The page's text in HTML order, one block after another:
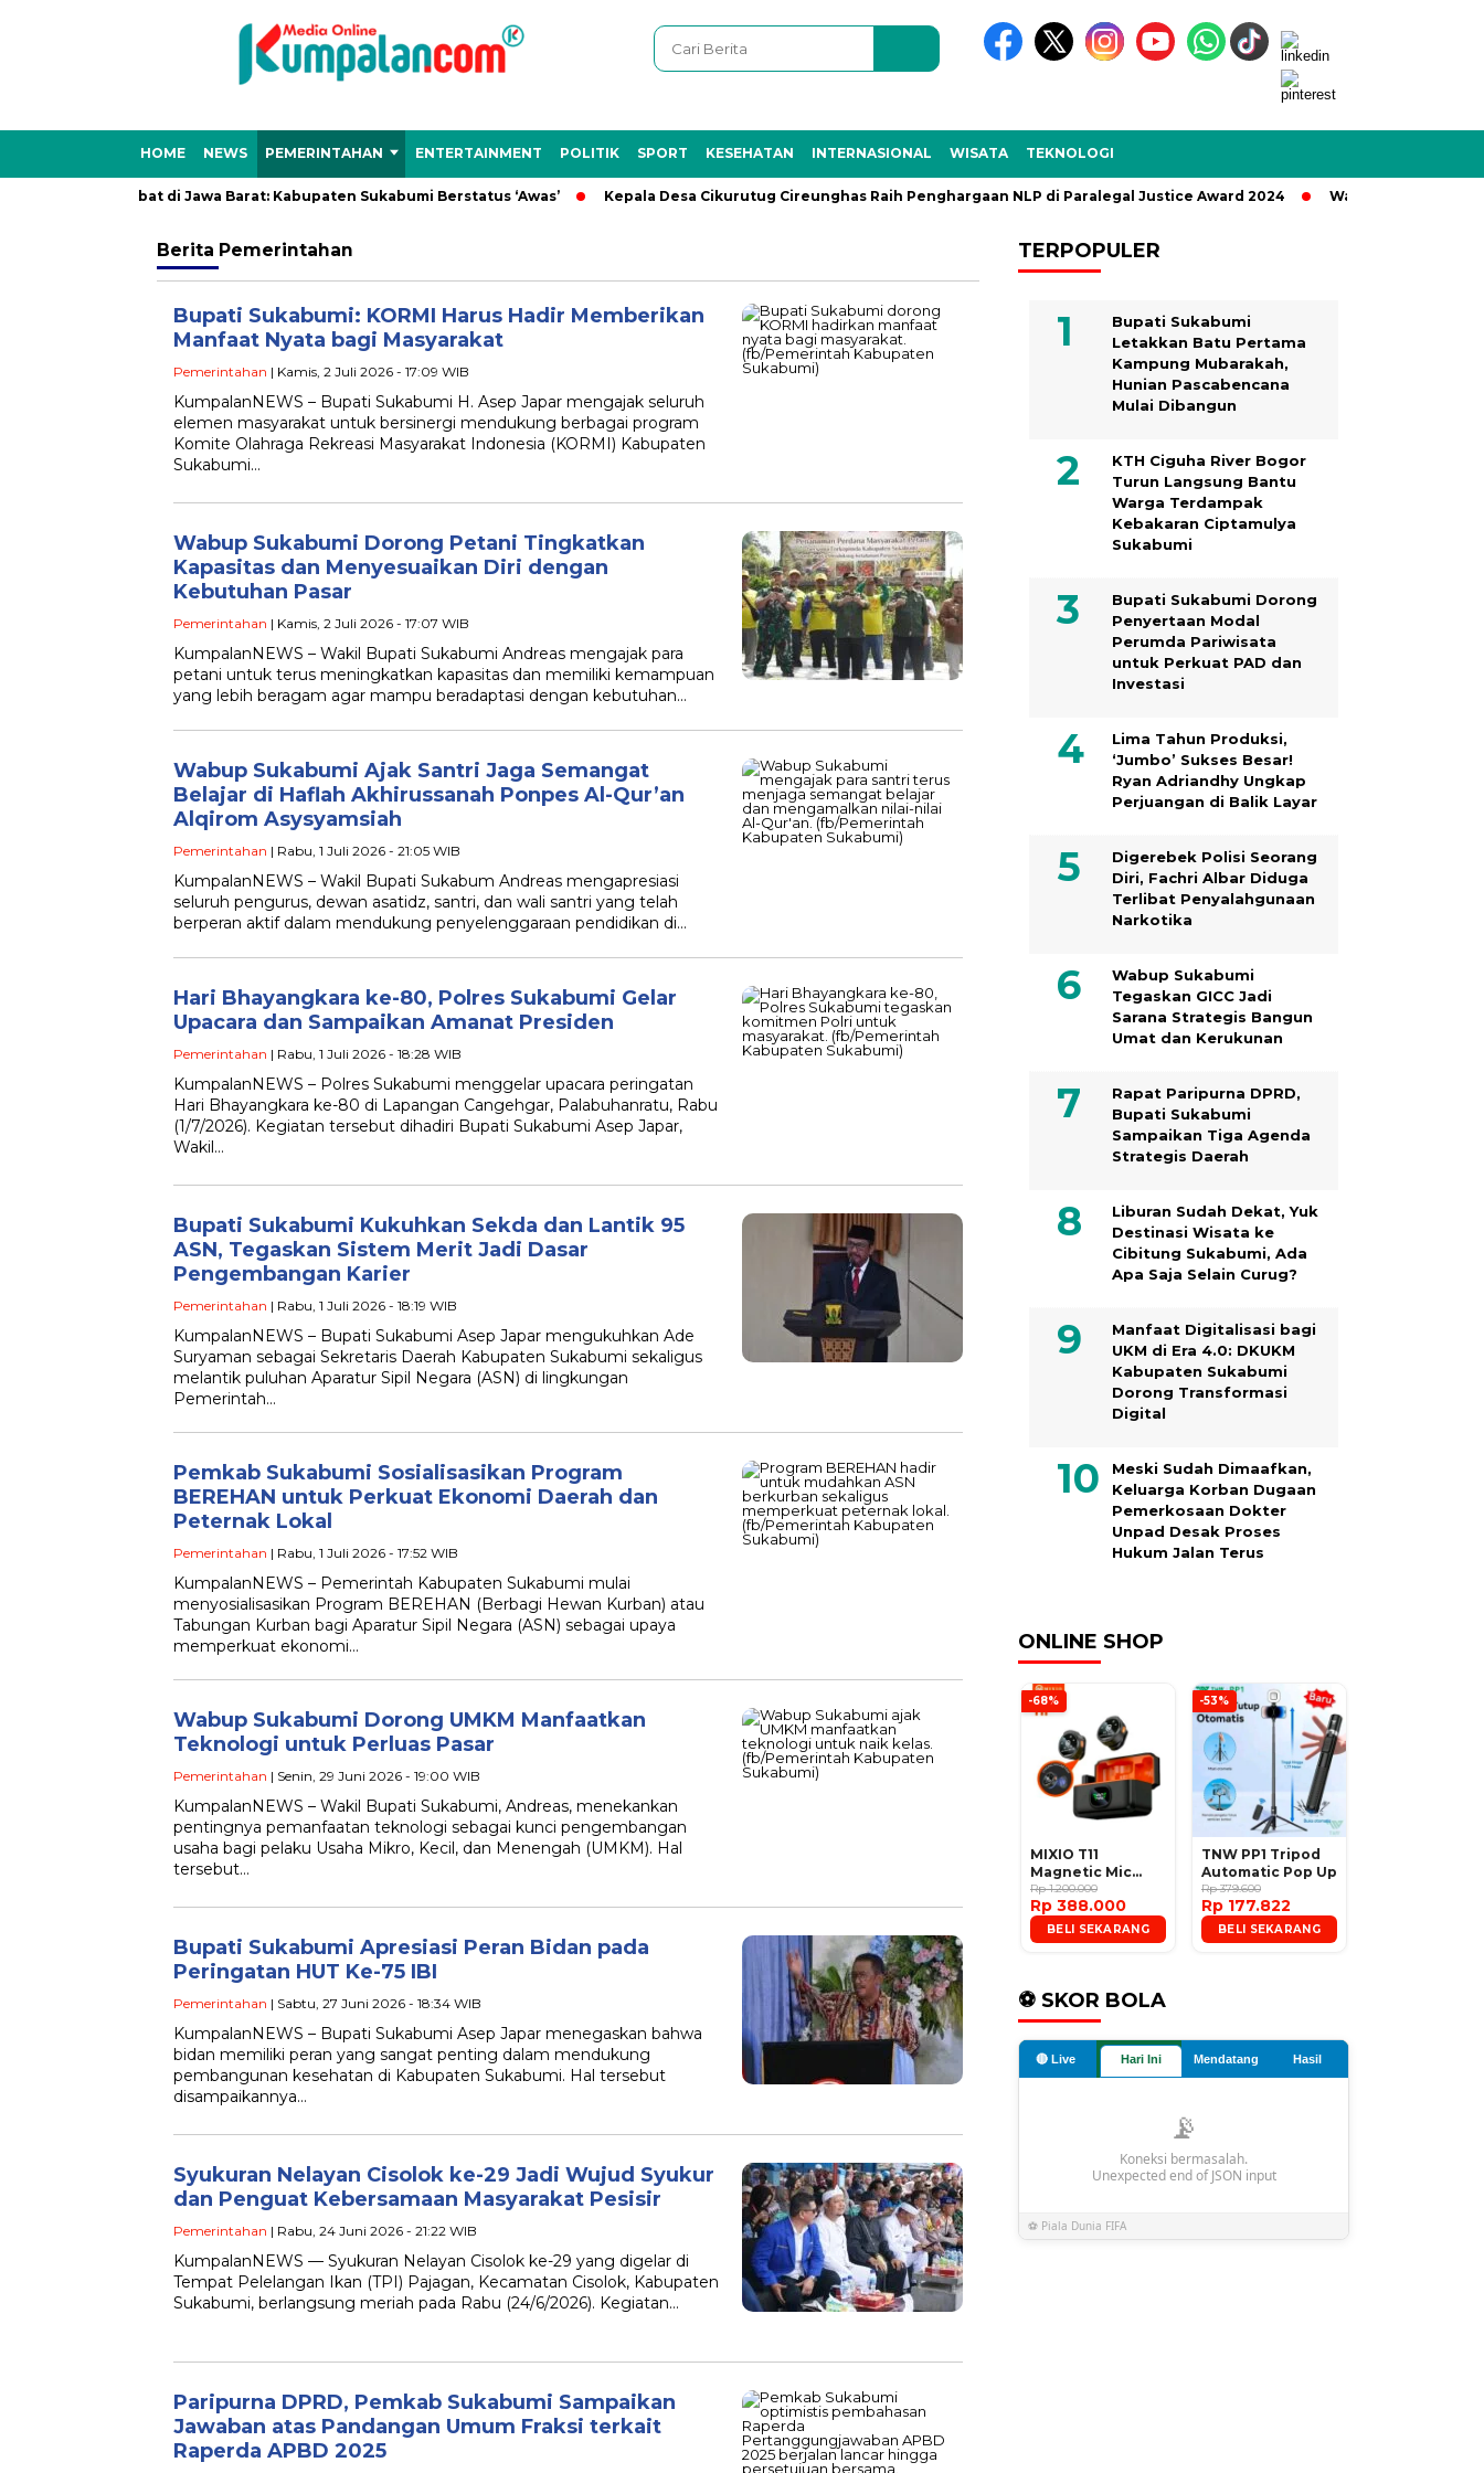
HOME NEWS PEMERINTAHAN ENTERTAINMENT POLITIK SPORT KESEHATAN INTERNASIONAL WISATA TEKNOLOGI
Hujan Lebat di Jawa Barat: Kabupaten Sukabumi Berstatus ‘Awas’ Kepala Desa Cikurutug Cireunghas Raih Penghargaan NLP di Paralegal Justice Award 2024 Wakil Bupati Sukabumi
Berita Pemerintahan
Bupati Sukabumi: KORMI Harus Hadir Memberikan
Manfaat Nyata bagi Masyarakat
Pemerintahan | Kamis, 2 Juli 2026 - 17:09 WIB
KumpalanNEWS – Bupati Sukabumi H. Asep Japar mengajak seluruh
elemen masyarakat untuk bersinergi mendukung berbagai program
Komite Olahraga Rekreasi Masyarakat Indonesia (KORMI) Kabupaten
Sukabumi…
Wabup Sukabumi Dorong Petani Tingkatkan
Kapasitas dan Menyesuaikan Diri dengan
Kebutuhan Pasar
Pemerintahan | Kamis, 2 Juli 2026 - 17:07 WIB
KumpalanNEWS – Wakil Bupati Sukabumi Andreas mengajak para
petani untuk terus meningkatkan kapasitas dan memiliki kemampuan
yang lebih beragam agar mampu beradaptasi dengan kebutuhan…
Wabup Sukabumi Ajak Santri Jaga Semangat
Belajar di Haflah Akhirussanah Ponpes Al-Qur’an
Alqirom Asysyamsiah
Pemerintahan | Rabu, 1 Juli 2026 - 21:05 WIB
KumpalanNEWS – Wakil Bupati Sukabum Andreas mengapresiasi
seluruh pengurus, dewan asatidz, santri, dan wali santri yang telah
berperan aktif dalam mendukung penyelenggaraan pendidikan di…
Hari Bhayangkara ke-80, Polres Sukabumi Gelar
Upacara dan Sampaikan Amanat Presiden
Pemerintahan | Rabu, 1 Juli 2026 - 18:28 WIB
KumpalanNEWS – Polres Sukabumi menggelar upacara peringatan
Hari Bhayangkara ke-80 di Lapangan Cangehgar, Palabuhanratu, Rabu
(1/7/2026). Kegiatan tersebut dihadiri Bupati Sukabumi Asep Japar,
Wakil…
Bupati Sukabumi Kukuhkan Sekda dan Lantik 95
ASN, Tegaskan Sistem Merit Jadi Dasar
Pengembangan Karier
Pemerintahan | Rabu, 1 Juli 2026 - 18:19 WIB
KumpalanNEWS – Bupati Sukabumi Asep Japar mengukuhkan Ade
Suryaman sebagai Sekretaris Daerah Kabupaten Sukabumi sekaligus
melantik puluhan Aparatur Sipil Negara (ASN) di lingkungan
Pemerintah…
Pemkab Sukabumi Sosialisasikan Program
BEREHAN untuk Perkuat Ekonomi Daerah dan
Peternak Lokal
Pemerintahan | Rabu, 1 Juli 2026 - 17:52 WIB
KumpalanNEWS – Pemerintah Kabupaten Sukabumi mulai
menyosialisasikan Program BEREHAN (Berbagi Hewan Kurban) atau
Tabungan Kurban bagi Aparatur Sipil Negara (ASN) sebagai upaya
memperkuat ekonomi…
Wabup Sukabumi Dorong UMKM Manfaatkan
Teknologi untuk Perluas Pasar
Pemerintahan | Senin, 29 Juni 2026 - 19:00 WIB
KumpalanNEWS – Wakil Bupati Sukabumi, Andreas, menekankan
pentingnya pemanfaatan teknologi sebagai kunci pengembangan
usaha bagi pelaku Usaha Mikro, Kecil, dan Menengah (UMKM). Hal
tersebut…
Bupati Sukabumi Apresiasi Peran Bidan pada
Peringatan HUT Ke-75 IBI
Pemerintahan | Sabtu, 27 Juni 2026 - 18:34 WIB
KumpalanNEWS – Bupati Sukabumi Asep Japar menegaskan bahwa
bidan memiliki peran yang sangat penting dalam mendukung
pembangunan kesehatan di Kabupaten Sukabumi. Hal tersebut
disampaikannya…
Syukuran Nelayan Cisolok ke-29 Jadi Wujud Syukur
dan Penguat Kebersamaan Masyarakat Pesisir
Pemerintahan | Rabu, 24 Juni 2026 - 21:22 WIB
KumpalanNEWS — Syukuran Nelayan Cisolok ke-29 yang digelar di
Tempat Pelelangan Ikan (TPI) Pajagan, Kecamatan Cisolok, Kabupaten
Sukabumi, berlangsung meriah pada Rabu (24/6/2026). Kegiatan…
Paripurna DPRD, Pemkab Sukabumi Sampaikan
Jawaban atas Pandangan Umum Fraksi terkait
Raperda APBD 2025
TERPOPULER
Bupati Sukabumi
Letakkan Batu Pertama
Kampung Mubarakah,
Hunian Pascabencana
Mulai Dibangun
KTH Ciguha River Bogor
Turun Langsung Bantu
Warga Terdampak
Kebakaran Ciptamulya
Sukabumi
Bupati Sukabumi Dorong
Penyertaan Modal
Perumda Pariwisata
untuk Perkuat PAD dan
Investasi
Lima Tahun Produksi,
‘Jumbo’ Sukses Besar!
Ryan Adriandhy Ungkap
Perjuangan di Balik Layar
Digerebek Polisi Seorang
Diri, Fachri Albar Diduga
Terlibat Penyalahgunaan
Narkotika
Wabup Sukabumi
Tegaskan GICC Jadi
Sarana Strategis Bangun
Umat dan Kerukunan
Rapat Paripurna DPRD,
Bupati Sukabumi
Sampaikan Tiga Agenda
Strategis Daerah
Liburan Sudah Dekat, Yuk
Destinasi Wisata ke
Cibitung Sukabumi, Ada
Apa Saja Selain Curug?
Manfaat Digitalisasi bagi
UKM di Era 4.0: DKUKM
Kabupaten Sukabumi
Dorong Transformasi
Digital
Meski Sudah Dimaafkan,
Keluarga Korban Dugaan
Pemerkosaan Dokter
Unpad Desak Proses
Hukum Jalan Terus
ONLINE SHOP
-68%
MIXIO T11
Magnetic Mic
Wireless Clip on
Microphone
Rp 1.200.000
Rp 388.000
BELI SEKARANG
-53%
TNW PP1 Tripod
Automatic Pop Up
Rp 379.600
Rp 177.822
BELI SEKARANG
⚽ SKOR BOLA
🔴 Live Hari Ini Mendatang Hasil
📡
Koneksi bermasalah.
Unexpected end of JSON input
⚽ Piala Dunia FIFA